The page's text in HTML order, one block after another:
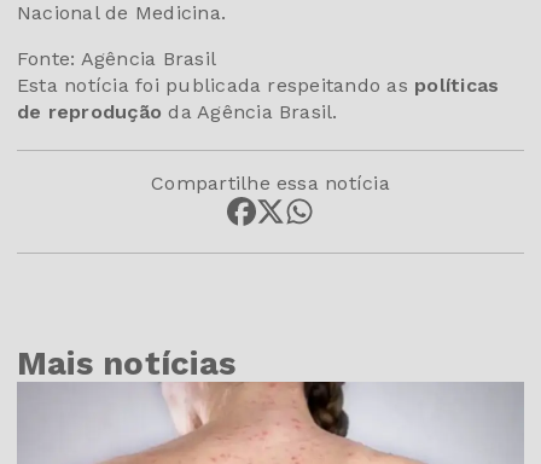
Nacional de Medicina.
Fonte: Agência Brasil
Esta notícia foi publicada respeitando as políticas
de reprodução da Agência Brasil.
Compartilhe essa notícia
Mais notícias